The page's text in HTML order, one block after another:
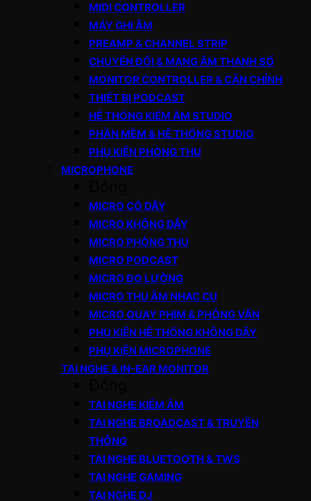
MIDI CONTROLLER
MÁY GHI ÂM
PREAMP & CHANNEL STRIP
CHUYỂN ĐỔI & MẠNG ÂM THANH SỐ
MONITOR CONTROLLER & CÂN CHỈNH
THIẾT BỊ PODCAST
HỆ THỐNG KIỂM ÂM STUDIO
PHẦN MỀM & HỆ THỐNG STUDIO
PHỤ KIỆN PHÒNG THU
MICROPHONE
MICRO CÓ DÂY
MICRO KHÔNG DÂY
MICRO PHÒNG THU
MICRO PODCAST
MICRO ĐO LƯỜNG
MICRO THU ÂM NHẠC CỤ
MICRO QUAY PHIM & PHỎNG VẤN
PHỤ KIỆN HỆ THỐNG KHÔNG DÂY
PHỤ KIỆN MICROPHONE
TAI NGHE & IN-EAR MONITOR
TAI NGHE KIỂM ÂM
TAI NGHE BROADCAST & TRUYỀN
THÔNG
TAI NGHE BLUETOOTH & TWS
TAI NGHE GAMING
TAI NGHE DJ